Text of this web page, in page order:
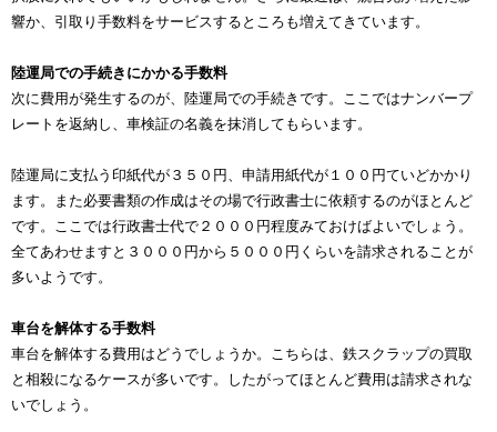
響か、引取り手数料をサービスするところも増えてきています。
陸運局での手続きにかかる手数料
次に費用が発生するのが、陸運局での手続きです。ここではナンバープ
レートを返納し、車検証の名義を抹消してもらいます。
陸運局に支払う印紙代が３５０円、申請用紙代が１００円ていどかかり
ます。また必要書類の作成はその場で行政書士に依頼するのがほとんど
です。ここでは行政書士代で２０００円程度みておけばよいでしょう。
全てあわせますと３０００円から５０００円くらいを請求されることが
多いようです。
車台を解体する手数料
車台を解体する費用はどうでしょうか。こちらは、鉄スクラップの買取
と相殺になるケースが多いです。したがってほとんど費用は請求されな
いでしょう。